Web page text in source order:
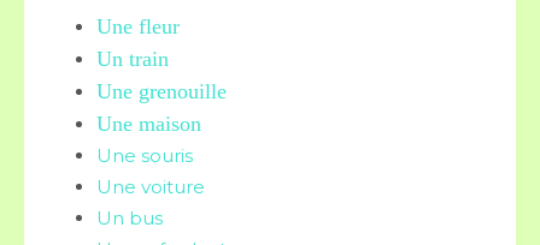
Une fleur
Un train
Une grenouille
Une maison
Une souris
Une voiture
Un bus